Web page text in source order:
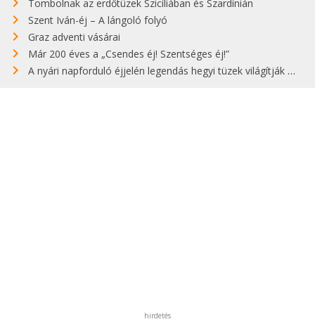
Tombolnak az erdőtüzek Szicíliában és Szardínián
Szent Iván-éj – A lángoló folyó
Graz adventi vásárai
Már 200 éves a „Csendes éj! Szentséges éj!”
A nyári napforduló éjjelén legendás hegyi tüzek világítják meg Zugspitzét
hirdetés